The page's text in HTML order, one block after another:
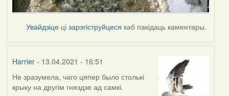
Увайдзіце цізарэгіструйцеся каб пакідаць каментары.
Harrier- 13.04.2021 - 16:51
Не зразумела, чаго цяпер было столькі
крыку на другім гняздзе ад самкі.